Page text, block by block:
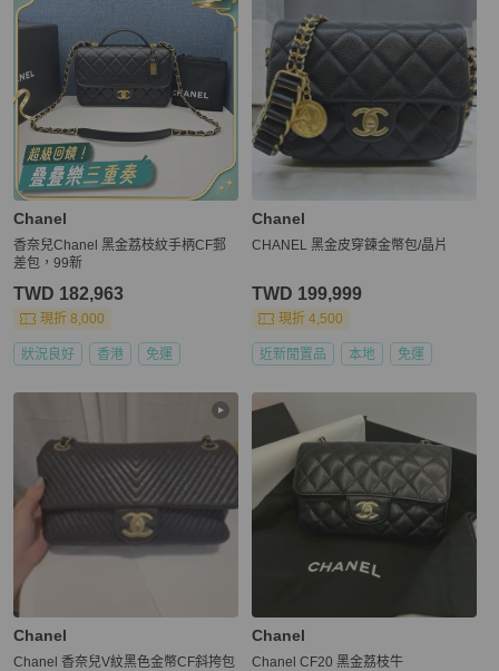
Chanel
香奈兒Chanel 黑金荔枝紋手柄CF郵
差包，99新
TWD 182,963
現折 8,000
狀況良好 香港 免運
Chanel
CHANEL 黑金皮穿鍊金幣包/晶片
TWD 199,999
現折 4,500
近新閒置品 本地 免運
Chanel
Chanel 香奈兒V紋黑色金幣CF斜挎包
Chanel
Chanel CF20 黑金荔枝牛